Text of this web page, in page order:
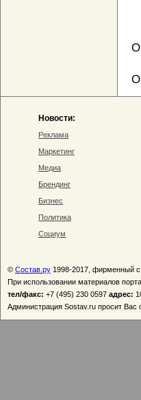
Новости:
Реклама
Маркетинг
Медиа
Брендинг
Бизнес
Политика
Социум
© Состав.ру 1998-2017, фирменный
При использовании материалов
тел/факс: +7 (495) 230 0597 адрес:
Администрация Sostav.ru просит